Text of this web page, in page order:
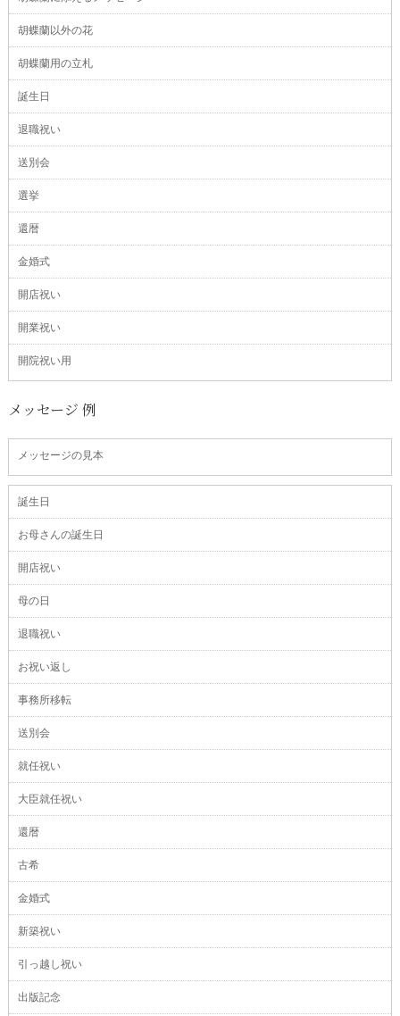
胡蝶蘭以外の花
胡蝶蘭用の立札
誕生日
退職祝い
送別会
選挙
還暦
金婚式
開店祝い
開業祝い
開院祝い用
メッセージ 例
メッセージの見本
誕生日
お母さんの誕生日
開店祝い
母の日
退職祝い
お祝い返し
事務所移転
送別会
就任祝い
大臣就任祝い
還暦
古希
金婚式
新築祝い
引っ越し祝い
出版記念